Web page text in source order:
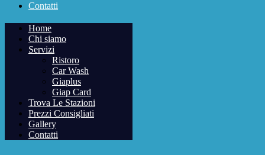
Contatti
Home
Chi siamo
Servizi
Ristoro
Car Wash
Giaplus
Giap Card
Trova Le Stazioni
Prezzi Consigliati
Gallery
Contatti